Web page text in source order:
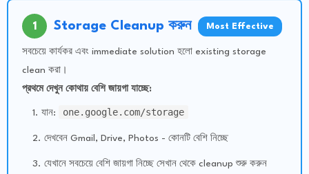
1 Storage Cleanup করুন Most Effective
সবচেয়ে কার্যকর এবং immediate solution হলো existing storage
clean করা।
প্রথমে দেখুন কোথায় বেশি জায়গা যাচ্ছে:
যান: one.google.com/storage
দেখবেন Gmail, Drive, Photos - কোনটি বেশি নিচ্ছে
যেখানে সবচেয়ে বেশি জায়গা নিচ্ছে সেখান থেকে cleanup শুরু করুন